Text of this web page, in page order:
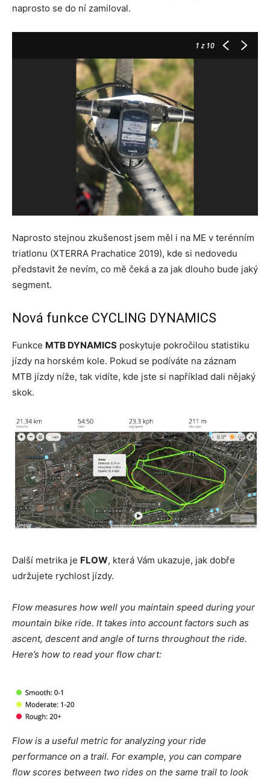
naprosto se do ní zamiloval.
1z 10
Naprosto stejnou zkušenost jsem měl i na ME v terénním
triatlonu (XTERRA Prachatice 2019), kde si nedovedu
představit že nevím, co mě čeká a za jak dlouho bude jaký
segment.
Nová funkce CYCLING DYNAMICS
Funkce MTB DYNAMICS poskytuje pokročilou statistiku
jízdy na horském kole. Pokud se podíváte na záznam
MTB jízdy níže, tak vidíte, kde jste si například dali nějaký
skok.
Další metrika je FLOW, která Vám ukazuje, jak dobře
udržujete rychlost jízdy.
Flow measures how well you maintain speed during your
mountain bike ride. It takes into account factors such as
ascent, descent and angle of turns throughout the ride.
Here’s how to read your flow chart:
Flow is a useful metric for analyzing your ride
performance on a trail. For example, you can compare
flow scores between two rides on the same trail to look